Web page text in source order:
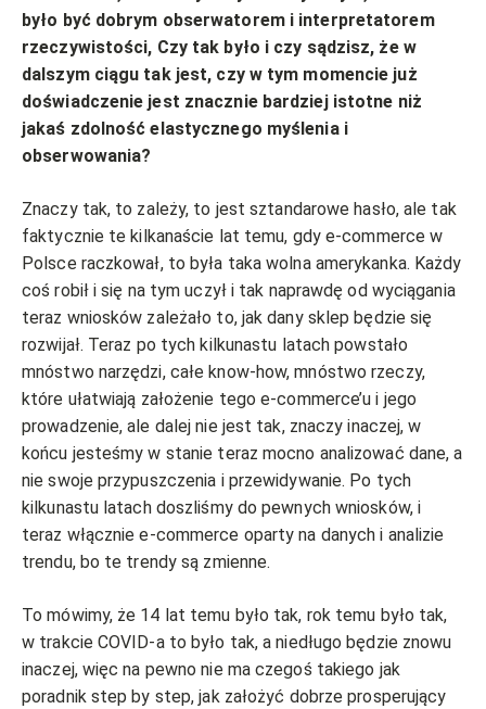
było być dobrym obserwatorem i interpretatorem
rzeczywistości, Czy tak było i czy sądzisz, że w
dalszym ciągu tak jest, czy w tym momencie już
doświadczenie jest znacznie bardziej istotne niż
jakaś zdolność elastycznego myślenia i
obserwowania?
Znaczy tak, to zależy, to jest sztandarowe hasło, ale tak
faktycznie te kilkanaście lat temu, gdy e-commerce w
Polsce raczkował, to była taka wolna amerykanka. Każdy
coś robił i się na tym uczył i tak naprawdę od wyciągania
teraz wniosków zależało to, jak dany sklep będzie się
rozwijał. Teraz po tych kilkunastu latach powstało
mnóstwo narzędzi, całe know-how, mnóstwo rzeczy,
które ułatwiają założenie tego e-commerce’u i jego
prowadzenie, ale dalej nie jest tak, znaczy inaczej, w
końcu jesteśmy w stanie teraz mocno analizować dane, a
nie swoje przypuszczenia i przewidywanie. Po tych
kilkunastu latach doszliśmy do pewnych wniosków, i
teraz włącznie e-commerce oparty na danych i analizie
trendu, bo te trendy są zmienne.
To mówimy, że 14 lat temu było tak, rok temu było tak,
w trakcie COVID-a to było tak, a niedługo będzie znowu
inaczej, więc na pewno nie ma czegoś takiego jak
poradnik step by step, jak założyć dobrze prosperujący